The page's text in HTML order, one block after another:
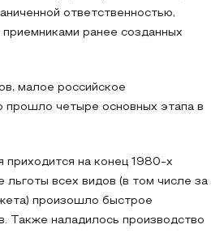
ответственностью,
ранее созданных
малое российское
прошло четыре основных этапа в
приходится на конец 1980-х
льготы всех видов (в том числе за
произошло быстрое
Также наладилось производство